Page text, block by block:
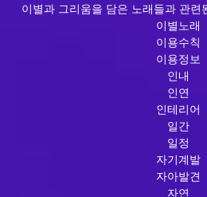
이별과 그리움을 담은 노래들과 관
이별노래
이용수칙
이용정보
인내
인연
인테리어
일간
일정
자기계발
자아발견
자연